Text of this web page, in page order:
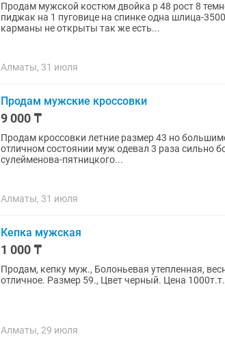
Продам мужской костюм двойка р 48 рост 8
пиджак на 1 пуговице на спинке одна шлица-
карманы не открыты так же есть...
Алматы, 31 июля
Продам мужские кроссовки
9 000 ₸
Продам кроссовки летние размер 43 но
отличном состоянии муж одевал 3 раза сильно
сулейменова-пятницкого...
Алматы, 31 июля
Кепка мужская
1 000 ₸
Продам, кепку муж., Болоньевая утепленная,
отличное. Размер 59., Цвет черный. Цена
Алматы, 29 июля